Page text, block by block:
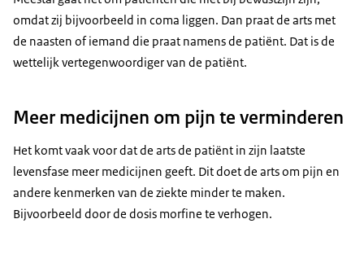
omdat zij bijvoorbeeld in coma liggen. Dan praat de arts met
de naasten of iemand die praat namens de patiënt. Dat is de
wettelijk vertegenwoordiger van de patiënt.
Meer medicijnen om pijn te verminderen
Het komt vaak voor dat de arts de patiënt in zijn laatste
levensfase meer medicijnen geeft. Dit doet de arts om pijn en
andere kenmerken van de ziekte minder te maken.
Bijvoorbeeld door de dosis morfine te verhogen.